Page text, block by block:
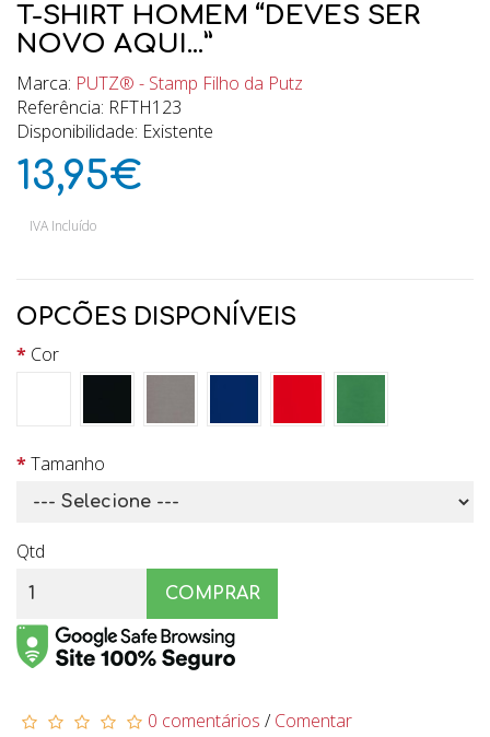
T-SHIRT HOMEM “DEVES SER
NOVO AQUI...”
Marca: PUTZ® - Stamp Filho da Putz
Referência: RFTH123
Disponibilidade: Existente
13,95€
IVA Incluído
OPCÕES DISPONÍVEIS
Cor
Tamanho
Qtd
COMPRAR
0 comentários /Comentar